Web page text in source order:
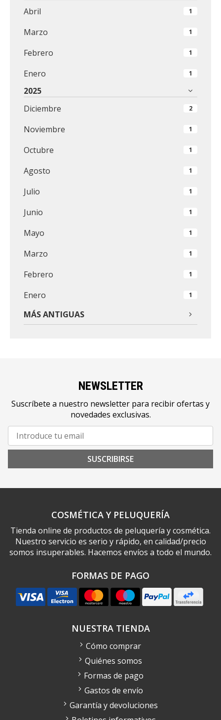
Abril
1
Marzo 1
Febrero 1
Enero 1
2025
Diciembre
2
Noviembre 1
Octubre 1
Agosto 1
Julio 1
Junio 1
Mayo 1
Marzo 1
Febrero 1
Enero 1
MÁS ANTIGUAS
NEWSLETTER
Suscríbete a nuestro newsletter para recibir ofertas y
novedades exclusivas.
SUSCRIBIRSE
COSMÉTICA Y PELUQUERÍA
Tienda online de productos de peluquería y cosmética.
Nuestro servicio es serio y rápido, en calidad/precio
somos insuperables. Hacemos envíos a todo el mundo.
FORMAS DE PAGO
NUESTRA TIENDA
Cómo comprar
Quiénes somos
Formas de pago
Gastos de envío
Garantía y devoluciones